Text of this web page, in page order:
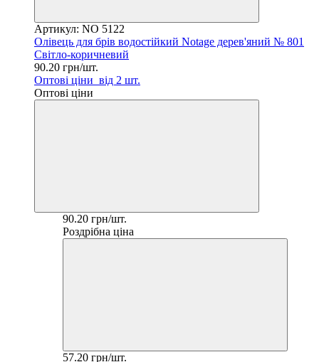
Артикул: NO 5122
Олівець для брів водостійкий Notage дерев'яний № 801
Світло-коричневий
90.20 грн/шт.
Оптові ціни від 2 шт.
Оптові ціни
90.20 грн/шт.
Роздрібна ціна
57.20 грн/шт.